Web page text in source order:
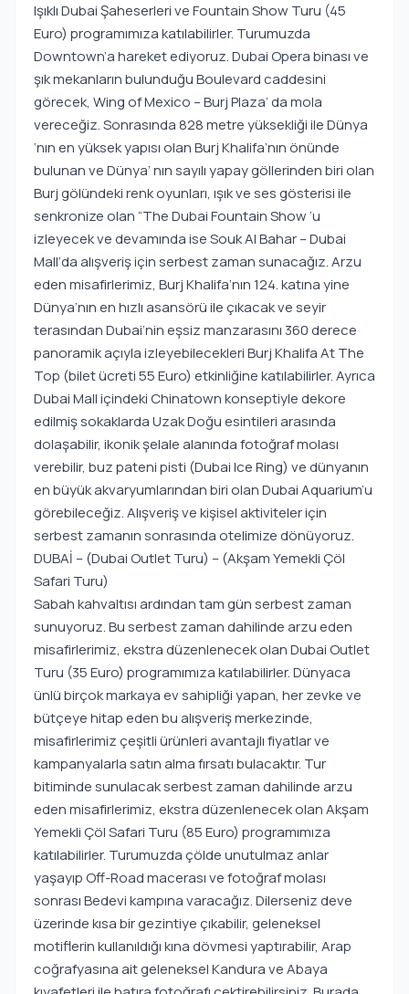
Işıklı Dubai Şaheserleri ve Fountain Show Turu (45
Euro) programımıza katılabilirler. Turumuzda
Downtown’a hareket ediyoruz. Dubai Opera binası ve
şık mekanların bulunduğu Boulevard caddesini
görecek, Wing of Mexico – Burj Plaza’ da mola
vereceğiz. Sonrasında 828 metre yüksekliği ile Dünya
‘nın en yüksek yapısı olan Burj Khalifa’nın önünde
bulunan ve Dünya’ nın sayılı yapay göllerinden biri olan
Burj gölündeki renk oyunları, ışık ve ses gösterisi ile
senkronize olan “The Dubai Fountain Show ‘u
izleyecek ve devamında ise Souk Al Bahar – Dubai
Mall‘da alışveriş için serbest zaman sunacağız. Arzu
eden misafirlerimiz, Burj Khalifa‘nın 124. katına yine
Dünya’nın en hızlı asansörü ile çıkacak ve seyir
terasından Dubai‘nin eşsiz manzarasını 360 derece
panoramik açıyla izleyebilecekleri Burj Khalifa At The
Top (bilet ücreti 55 Euro) etkinliğine katılabilirler. Ayrıca
Dubai Mall içindeki Chinatown konseptiyle dekore
edilmiş sokaklarda Uzak Doğu esintileri arasında
dolaşabilir, ikonik şelale alanında fotoğraf molası
verebilir, buz pateni pisti (Dubai Ice Ring) ve dünyanın
en büyük akvaryumlarından biri olan Dubai Aquarium’u
görebileceğiz. Alışveriş ve kişisel aktiviteler için
serbest zamanın sonrasında otelimize dönüyoruz.
DUBAİ – (Dubai Outlet Turu) – (Akşam Yemekli Çöl
Safari Turu)
Sabah kahvaltısı ardından tam gün serbest zaman
sunuyoruz. Bu serbest zaman dahilinde arzu eden
misafirlerimiz, ekstra düzenlenecek olan Dubai Outlet
Turu (35 Euro) programımıza katılabilirler. Dünyaca
ünlü birçok markaya ev sahipliği yapan, her zevke ve
bütçeye hitap eden bu alışveriş merkezinde,
misafirlerimiz çeşitli ürünleri avantajlı fiyatlar ve
kampanyalarla satın alma fırsatı bulacaktır. Tur
bitiminde sunulacak serbest zaman dahilinde arzu
eden misafirlerimiz, ekstra düzenlenecek olan Akşam
Yemekli Çöl Safari Turu (85 Euro) programımıza
katılabilirler. Turumuzda çölde unutulmaz anlar
yaşayıp Off-Road macerası ve fotoğraf molası
sonrası Bedevi kampına varacağız. Dilerseniz deve
üzerinde kısa bir gezintiye çıkabilir, geleneksel
motiflerin kullanıldığı kına dövmesi yaptırabilir, Arap
coğrafyasına ait geleneksel Kandura ve Abaya